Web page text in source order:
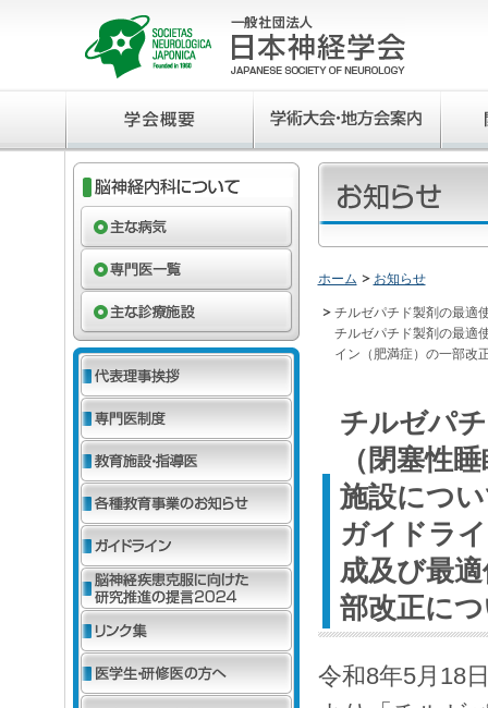
ホーム お知らせ
チルゼパチド製剤の最適
チルゼパチド製剤の最適
イン（肥満症）の一部改
チルゼパ
（閉塞性
施設につ
ガイドラ
成及び最
部改正に
令和8年5月18